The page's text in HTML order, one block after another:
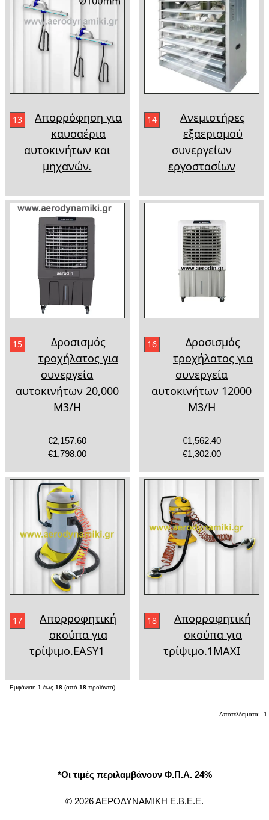
13
Απορρόφηση για
καυσαέρια
αυτοκινήτων και
μηχανών.
14
Ανεμιστήρες
εξαερισμού
συνεργείων
εργοστασίων
15
Δροσισμός
τροχήλατος για
συνεργεία
αυτοκινήτων 20,000
Μ3/Η
€2,157.60
€1,798.00
16
Δροσισμός
τροχήλατος για
συνεργεία
αυτοκινήτων 12000
Μ3/Η
€1,562.40
€1,302.00
17
Απορροφητική
σκούπα για
τρίψιμο.EASY1
18
Απορροφητική
σκούπα για
τρίψιμο.1MAXI
Εμφάνιση 1 έως 18 (από 18 προϊόντα)
Αποτελέσματα: 1
*Οι τιμές περιλαμβάνουν Φ.Π.Α. 24%
© 2026 ΑΕΡΟΔΥΝΑΜΙΚΗ Ε.Β.Ε.Ε.